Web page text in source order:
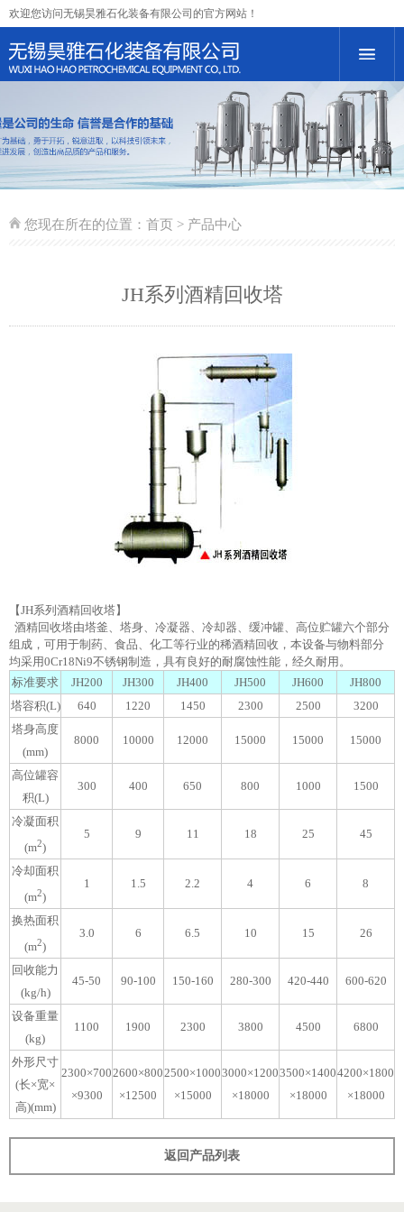
欢迎您访问无锡昊雅石化装备有限公司的官方网站！
您现在所在的位置： 首页 > 产品中心
JH系列酒精回收塔
【JH系列酒精回收塔】
酒精回收塔由塔釜、塔身、冷凝器、冷却器、缓冲罐、高位贮罐六个部分
组成，可用于制药、食品、化工等行业的稀酒精回收，本设备与物料部分
均采用0Cr18Ni9不锈钢制造，具有良好的耐腐蚀性能，经久耐用。
标准要求
JH200 JH300 JH400 JH500 JH600
JH800
塔容积(L)
640 1220 1450 2300 2500
3200
塔身高度
(mm)
8000 10000 12000 15000 15000 15000
高位罐容
积(L)
300 400 650 800 1000 1500
冷凝面积
(m2)
5 9 11 18 25 45
冷却面积
(m2)
1 1.5 2.2 4 6 8
换热面积
(m2)
3.0 6 6.5 10 15 26
回收能力
(kg/h)
45-50 90-100 150-160 280-300 420-440 600-620
设备重量
(kg)
1100 1900 2300 3800 4500 6800
外形尺寸
(长×宽×
高)(mm)
2300×700
×9300
2600×800
×12500
2500×1000
×15000
3000×1200
×18000
3500×1400
×18000
4200×1800
×18000
返回产品列表